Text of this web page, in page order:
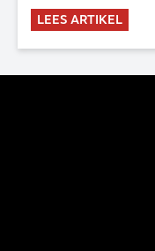
van de GKv en
synode van
belijdenis en bij
LEES ARTIKEL